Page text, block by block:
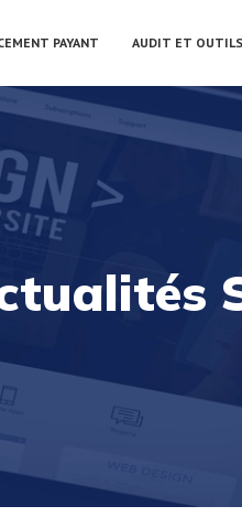
PAYANT AUDIT ET